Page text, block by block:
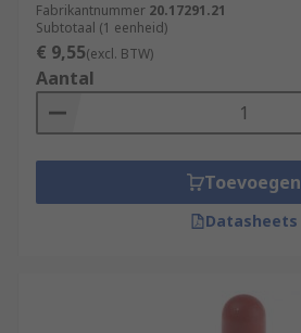
Fabrikantnummer 20.17291.21
Subtotaal (1 eenheid)
€ 9,55(excl. BTW)
Aantal
Toevoegen
Datasheets